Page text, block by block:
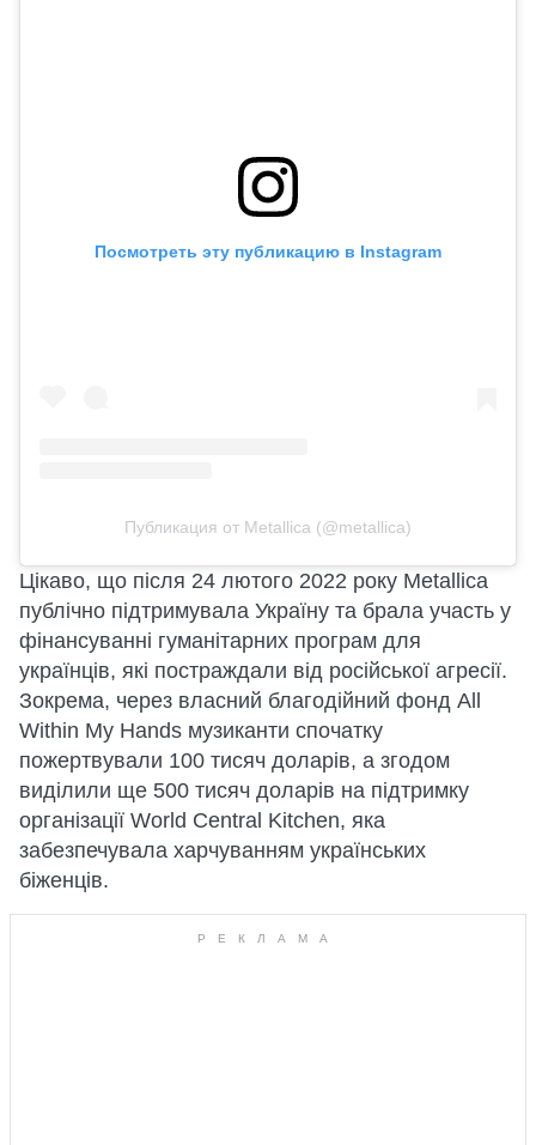
Посмотреть эту публикацию в Instagram
Публикация от Metallica (@metallica)
Цікаво, що після 24 лютого 2022 року Metallica
публічно підтримувала Україну та брала участь у
фінансуванні гуманітарних програм для
українців, які постраждали від російської агресії.
Зокрема, через власний благодійний фонд All
Within My Hands музиканти спочатку
пожертвували 100 тисяч доларів, а згодом
виділили ще 500 тисяч доларів на підтримку
організації World Central Kitchen, яка
забезпечувала харчуванням українських
біженців.